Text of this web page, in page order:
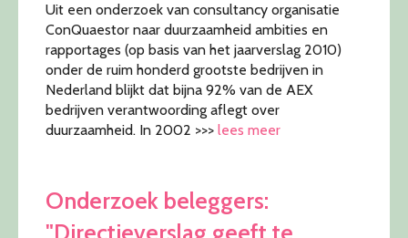
Uit een onderzoek van consultancy organisatie
ConQuaestor naar duurzaamheid ambities en
rapportages (op basis van het jaarverslag 2010)
onder de ruim honderd grootste bedrijven in
Nederland blijkt dat bijna 92% van de AEX
bedrijven verantwoording aflegt over
duurzaamheid. In 2002 >>> lees meer
Onderzoek beleggers:
"Directieverslag geeft te